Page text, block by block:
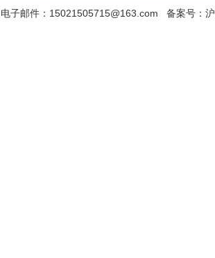
电子邮件：15021505715@163.com备案号：